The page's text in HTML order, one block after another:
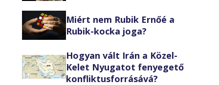
Miért nem Rubik Ernőé a
Rubik-kocka joga?
Hogyan vált Irán a Közel-
Kelet Nyugatot fenyegető
konfliktusforrásává?